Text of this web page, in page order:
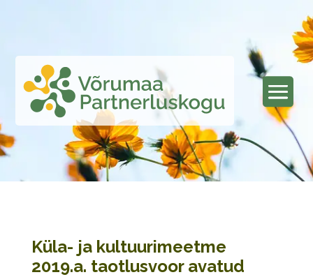
Küla- ja kultuurimeetme
2019.a. taotlusvoor avatud